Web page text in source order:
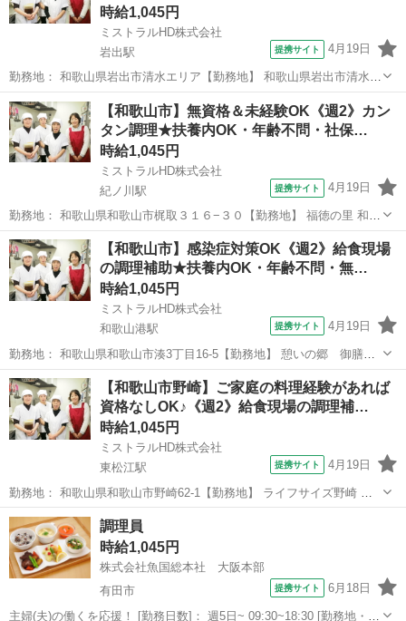
時給1,045円
ミストラルHD株式会社
岩出駅
提携サイト 4月19日
勤務地： 和歌山県岩出市清水エリア【勤務地】 和歌山県岩出市清水エ
リアの社員食堂 ※交通費規定内支給 ※バイク、車通勤ＯＫ 岩出駅 徒
歩0分 週勤務日時： 週2日~ 08:45〜14:30 雇用形態： パート・アルバ
イ...
和歌山 岩出市 岩出駅 キッチン
【和歌山市】無資格＆未経験OK《週2》カン
タン調理★扶養内OK・年齢不問・社保…
時給1,045円
ミストラルHD株式会社
紀ノ川駅
提携サイト 4月19日
勤務地： 和歌山県和歌山市梶取３１６−３０【勤務地】 福徳の里 和歌
山県和歌山市梶取３１６−３０ 紀ノ川駅 徒歩20分 週勤務日時： 週2日
~ 06:30〜13:30／06:30〜17:45／13:45〜17:45／05...
和歌山 和歌山市 紀ノ川駅 キッチン
【和歌山市】感染症対策OK《週2》給食現場
の調理補助★扶養内OK・年齢不問・無…
時給1,045円
ミストラルHD株式会社
和歌山港駅
提携サイト 4月19日
勤務地： 和歌山県和歌山市湊3丁目16-5【勤務地】 憩いの郷 御膳松
和歌山県和歌山市湊3丁目16-5 ※車通勤OK 和歌山港駅 自動車6分 ／
和歌山市駅 自動車10分 週勤務日時： 週2日~ 09:00〜13:00...
和歌山 和歌山市 和歌山港駅 キッチン
【和歌山市野崎】ご家庭の料理経験があれば
資格なしOK♪《週2》給食現場の調理補…
時給1,045円
ミストラルHD株式会社
東松江駅
提携サイト 4月19日
勤務地： 和歌山県和歌山市野崎62-1【勤務地】 ライフサイズ野崎 和
歌山県和歌山市野崎62-1 ※車通勤OK 東松江(和歌山県)駅 徒歩20分 ／
和歌山市駅 徒歩22分 週勤務日時： 週2日~ 05:30〜13:00...
和歌山 和歌山市 東松江駅
調理員
時給1,045円
株式会社魚国総本社 大阪本部
有田市
提携サイト 6月18日
主婦(夫)の働くを応援！ [勤務日数]： 週5日~ 09:30~18:30 [勤務地・最